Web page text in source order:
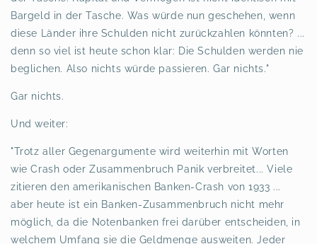
Bargeld in der Tasche. Was würde nun geschehen, wenn
diese Länder ihre Schulden nicht zurückzahlen könnten? ...
denn so viel ist heute schon klar: Die Schulden werden nie
beglichen. Also nichts würde passieren. Gar nichts."
Gar nichts.
Und weiter:
"Trotz aller Gegenargumente wird weiterhin mit Worten
wie Crash oder Zusammenbruch Panik verbreitet... Viele
zitieren den amerikanischen Banken-Crash von 1933 ...
aber heute ist ein Banken-Zusammenbruch nicht mehr
möglich, da die Notenbanken frei darüber entscheiden, in
welchem Umfang sie die Geldmenge ausweiten. Jeder